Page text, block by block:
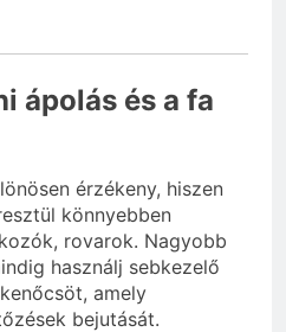
ápolás és a fa
érzékeny, hiszen
könnyebben
rovarok. Nagyobb
használj sebkezelő
amely
bejutását.